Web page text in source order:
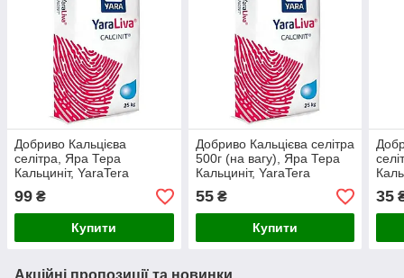
Добриво Кальцієва
селітра, Яра Тера
Кальциніт, YaraTera
1кг (на вагу)
99 ₴
Купити
Добриво Кальцієва селітра
500г (на вагу), Яра Тера
Кальциніт, YaraTera
55₴
Купити
35
Акційні пропозиції та новинки